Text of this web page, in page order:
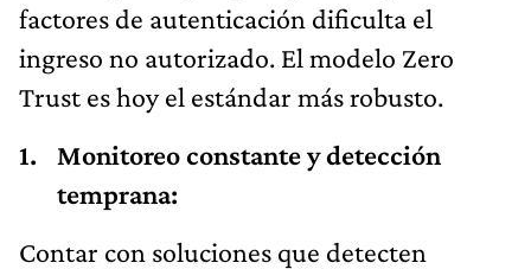
factores de autenticación dificulta el
ingreso no autorizado. El modelo Zero
Trust es hoy el estándar más robusto.
Monitoreo constante y detección
temprana:
Contar con soluciones que detecten